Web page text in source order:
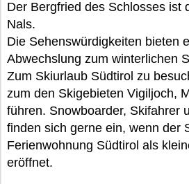
Der Bergfried des Schlosses ist
Nals.
Die Sehenswürdigkeiten bieten
Abwechslung zum winterlichen
Zum Skiurlaub Südtirol zu
zum den Skigebieten Vigiljoch,
führen. Snowboarder, Skifahrer
finden sich gerne ein, wenn der
Ferienwohnung Südtirol als
eröffnet.